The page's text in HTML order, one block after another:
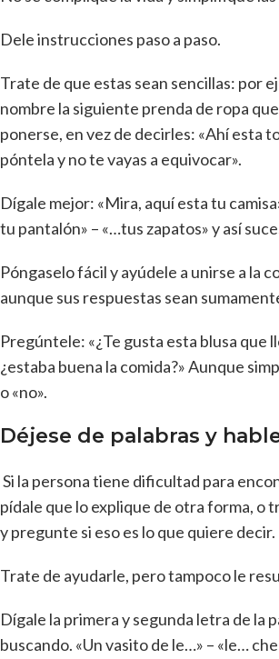
Dele instrucciones paso a paso.
Trate de que estas sean sencillas: por
nombre la siguiente prenda de ropa
ponerse, en vez de decirles: «Ahí esta
póntela y no te vayas a equivocar».
Dígale mejor: «Mira, aquí esta tu
tu pantalón» – «…tus zapatos» y así
Póngaselo fácil y ayúdele a unirse a la
aunque sus respuestas sean
Pregúntele: «¿Te gusta esta blusa que
¿estaba buena la comida?» Aunque
o «no».
Déjese de palabras y
Si la persona tiene dificultad para
pídale que lo explique de otra forma, o
y pregunte si eso es lo que quiere decir.
Trate de ayudarle, pero tampoco le
Dígale la primera y segunda letra de la
buscando. «Un vasito de le…» – «le…